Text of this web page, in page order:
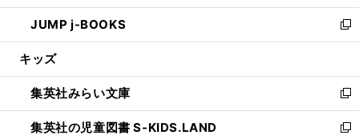
ウ
で
開
ン
ド
ウ
開
く
ウ
ィ
ン
ウ
で
開
く
し
い
ウ
ン
ド
ウ
で
JUMP j-BOOKS
新
し
ウ
ィ
ン
ド
キッズ
集英社みらい文庫
新
し
い
集英社の児童図書 S-KIDS.LAND
新